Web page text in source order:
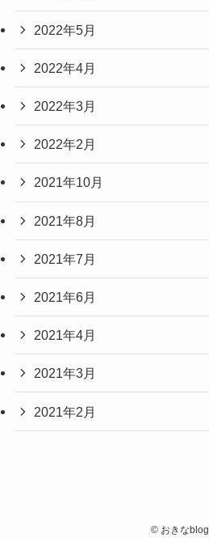
2022年5月
2022年4月
2022年3月
2022年2月
2021年10月
2021年8月
2021年7月
2021年6月
2021年4月
2021年3月
2021年2月
©おきなblog.